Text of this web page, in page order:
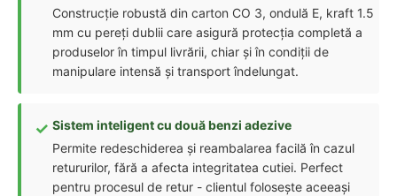
Construcție robustă din carton CO 3, ondulă E, kraft 1.5
mm cu pereți dublii care asigură protecția completă a
produselor în timpul livrării, chiar și în condiții de
manipulare intensă și transport îndelungat.
Sistem inteligent cu două benzi adezive
Permite redeschiderea și reambalarea facilă în cazul
retururilor, fără a afecta integritatea cutiei. Perfect
pentru procesul de retur - clientul folosește aceeași